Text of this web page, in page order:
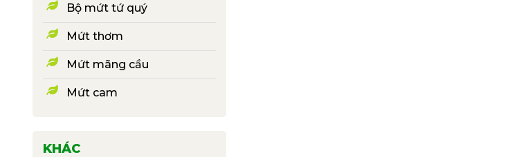
Bộ mứt tứ quý
Mứt thơm
Mứt mãng cầu
Mứt cam
KHÁC